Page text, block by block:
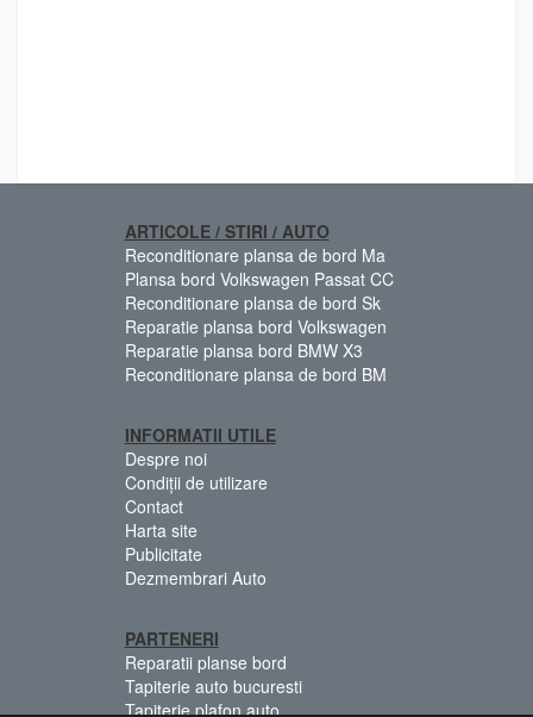
ARTICOLE / STIRI / AUTO
Reconditionare plansa de bord Ma
Plansa bord Volkswagen Passat CC
Reconditionare plansa de bord Sk
Reparatie plansa bord Volkswagen
Reparatie plansa bord BMW X3
Reconditionare plansa de bord BM
INFORMATII UTILE
Despre noi
Condiții de utilizare
Contact
Harta site
Publicitate
Dezmembrari Auto
PARTENERI
Reparatii planse bord
Tapiterie auto bucuresti
Tapiterie plafon auto